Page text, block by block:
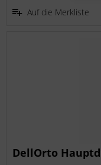
Auf die Merkliste
DellOrto